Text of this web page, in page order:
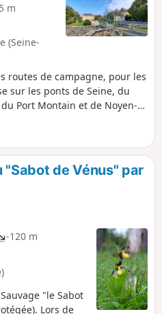
m
(Seine-
routes de campagne, pour les
sur les ponts de Seine, du
Port Montain et de Noyen-
d'eau dans les villages.
"Sabot de Vénus" par
-120 m
"le Sabot
Lors de